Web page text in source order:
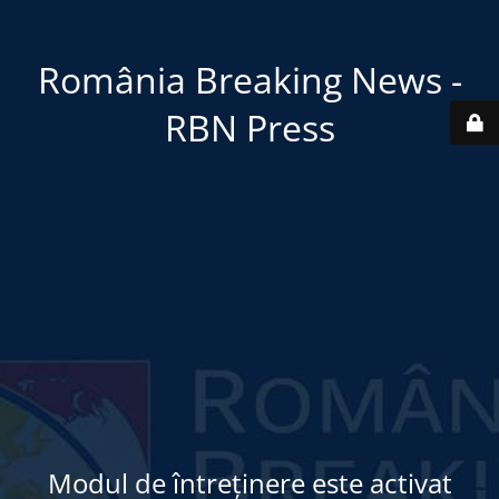
România Breaking News -
RBN Press
Modul de întreținere este activat